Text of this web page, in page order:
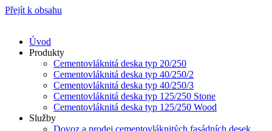
Přejít k obsahu
Úvod
Produkty
Cementovláknitá deska typ 20/250
Cementovláknitá deska typ 40/250/2
Cementovláknitá deska typ 40/250/3
Cementovláknitá deska typ 125/250 Stone
Cementovláknitá deska typ 125/250 Wood
Služby
Dovoz a prodej cementovláknitých fasádních desek